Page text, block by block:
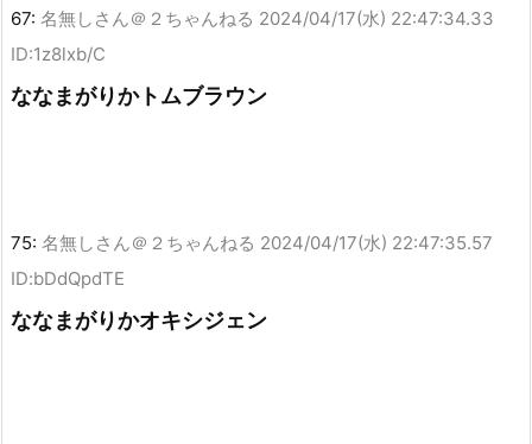
67: 名無しさん＠２ちゃんねる 2024/04/17(水) 22:47:34.33
ID:1z8lxb/C
ななまがりかトムブラウン
75: 名無しさん＠２ちゃんねる 2024/04/17(水) 22:47:35.57
ID:bDdQpdTE
ななまがりかオキシジェン